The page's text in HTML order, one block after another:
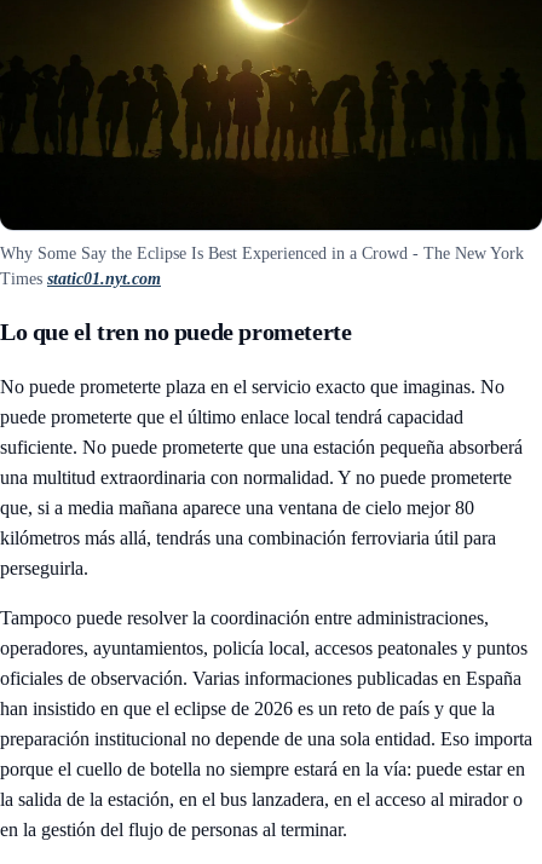
Why Some Say the Eclipse Is Best Experienced in a Crowd - The New York
Times static01.nyt.com
Lo que el tren no puede prometerte
No puede prometerte plaza en el servicio exacto que imaginas. No
puede prometerte que el último enlace local tendrá capacidad
suficiente. No puede prometerte que una estación pequeña absorberá
una multitud extraordinaria con normalidad. Y no puede prometerte
que, si a media mañana aparece una ventana de cielo mejor 80
kilómetros más allá, tendrás una combinación ferroviaria útil para
perseguirla.
Tampoco puede resolver la coordinación entre administraciones,
operadores, ayuntamientos, policía local, accesos peatonales y puntos
oficiales de observación. Varias informaciones publicadas en España
han insistido en que el eclipse de 2026 es un reto de país y que la
preparación institucional no depende de una sola entidad. Eso importa
porque el cuello de botella no siempre estará en la vía: puede estar en
la salida de la estación, en el bus lanzadera, en el acceso al mirador o
en la gestión del flujo de personas al terminar.